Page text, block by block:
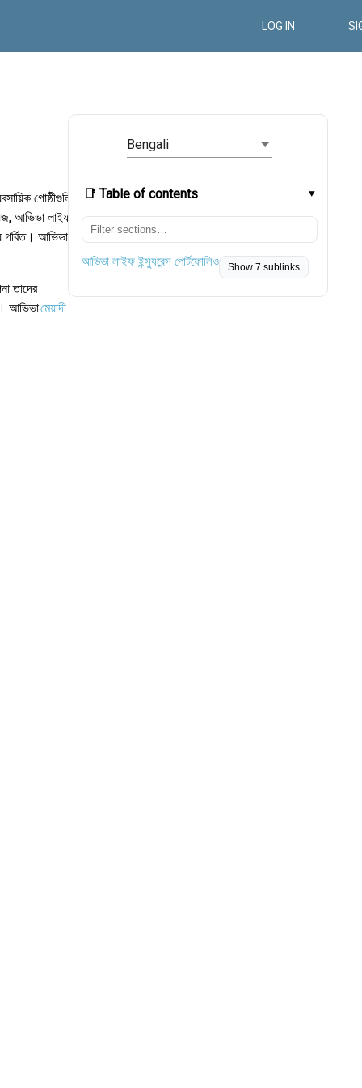
LOG IN
Bengali
📑 Table of contents
আভিভা লাইফ ইন্স্যুরেন্স পোর্টফোলিও Show 7 sublinks
গোষ্ঠীগুলির
আভিভা লাইফ
গর্বিত। আভিভা
তাদের
আভিভামেয়াদী